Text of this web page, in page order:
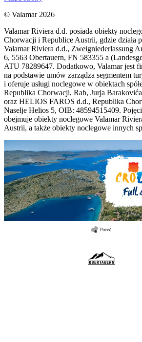
© Valamar 2026
Valamar Riviera d.d. posiada obiekty
Chorwacji i Republice Austrii, gdzie działa
Valamar Riviera d.d., Zweigniederlassung
6, 5563 Obertauern, FN 583355 a
ATU 78289647. Dodatkowo, Valamar jest
na podstawie umów zarządza segmentem
i oferuje usługi noclegowe w obiektach
Republika Chorwacji, Rab, Jurja
oraz HELIOS FAROS d.d., Republika
Naselje Helios 5, OIB: 48594515409.
obejmuje obiekty noclegowe Valamar
Austrii, a także obiekty noclegowe innych